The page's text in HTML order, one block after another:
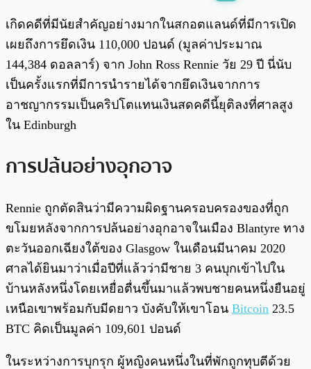
พร้อมเล่น 0:00/
เกิดคดีที่มีนัยสำคัญอย่างมากในสกอตแลนด์ที่มีการเปิด
เผยถึงการยึดเงิน 110,000 ปอนด์ (มูลค่าประมาณ
144,384 ดอลลาร์) จาก John Ross Rennie วัย 29 ปี นี่นับ
เป็นครั้งแรกที่มีการนำรายได้จากยึดเงินจากการ
อาชญากรรมเป็นคริปโตแทนเงินสดคดีนี้ยุติลงที่ศาลสูง
ใน Edinburgh
การปล้นอย่างอุกอาจ
Rennie ถูกตัดสินว่ามีความผิดฐานครอบครองของที่ถูก
ขโมยหลังจากการปล้นอย่างอุกอาจในเมือง Blantyre ทาง
ตะวันออกเฉียงใต้ของ Glasgow ในเดือนมีนาคม 2020
ศาลได้ยินมาว่าเมื่อปีที่แล้วว่ามีชาย 3 คนบุกเข้าไปใน
บ้านหลังหนึ่งโดยเหยื่อตื่นขึ้นมาแล้วพบชายคนหนึ่งยืนอยู่
เหนือเขาพร้อมกับมีดยาว บังคับให้เขาโอน Bitcoin 23.5
BTC คิดเป็นมูลค่า 109,601 ปอนด์
ในระหว่างการบุกรุก ผู้หญิงคนหนึ่งในที่พักถูกทุบตีด้วย